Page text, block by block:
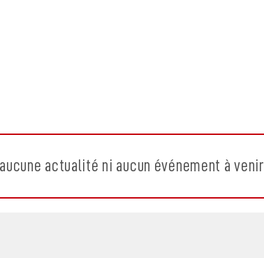
actualité ni aucun événement à venir